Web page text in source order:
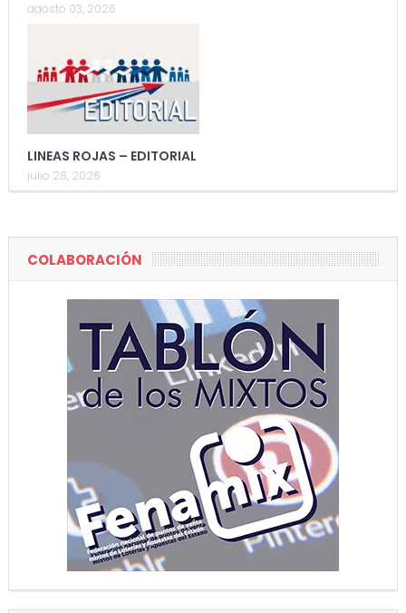
agosto 03, 2026
LINEAS ROJAS – EDITORIAL
julio 28, 2026
COLABORACIÓN